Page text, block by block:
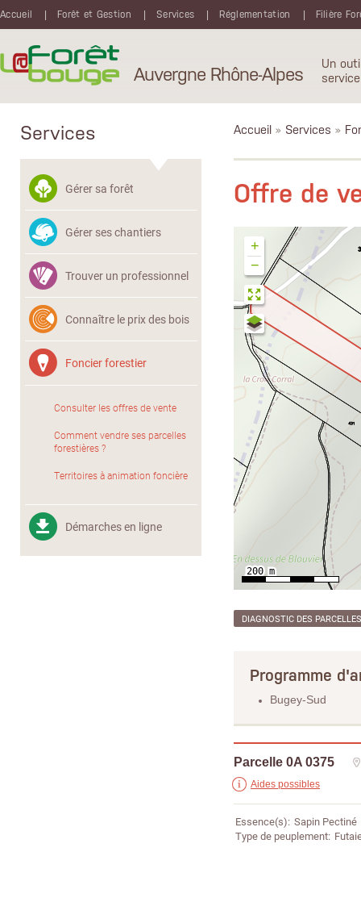
Accueil
Forêt et Gestion Services Réglementation Filière
Auvergne Rhône-Alpes
Un
Services
Gérer sa forêt
Gérer ses chantiers
Trouver un professionnel
Connaître le prix des bois
Foncier forestier
Consulter les offres de vente
Comment vendre ses parcelles
forestières ?
Territoires à animation foncière
Démarches en ligne
Accueil » Services »
Offre de
+
−
DIAGNOSTIC DES PARCELLES
Programme
Bugey-Sud
Parcelle 0A 0375
Aides possibles
Essence(s) Sapin Pectiné
Type de peuplement